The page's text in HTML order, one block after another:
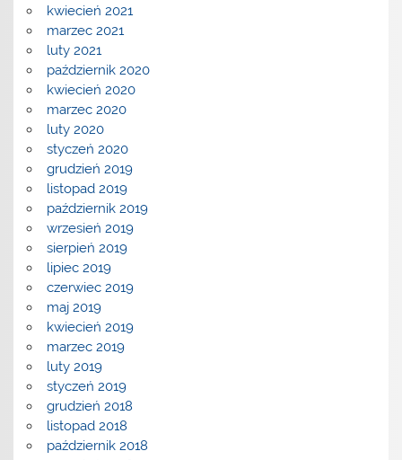
kwiecień 2021
marzec 2021
luty 2021
październik 2020
kwiecień 2020
marzec 2020
luty 2020
styczeń 2020
grudzień 2019
listopad 2019
październik 2019
wrzesień 2019
sierpień 2019
lipiec 2019
czerwiec 2019
maj 2019
kwiecień 2019
marzec 2019
luty 2019
styczeń 2019
grudzień 2018
listopad 2018
październik 2018